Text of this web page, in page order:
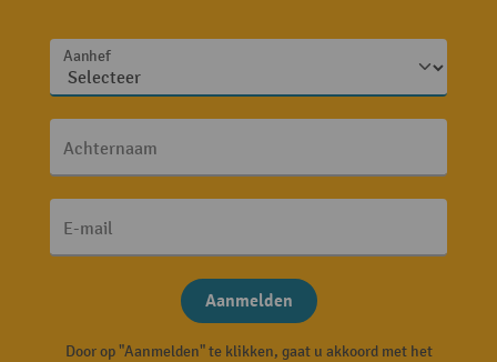
Aanhef
Achternaam
E-mail
Aanmelden
Door op "Aanmelden" te klikken, gaat u akkoord met het